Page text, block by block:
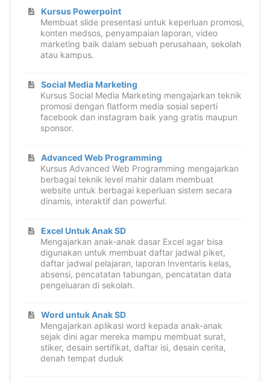
Kursus Powerpoint
Membuat slide presentasi untuk keperluan promosi,
konten medsos, penyampaian laporan, video
marketing baik dalam sebuah perusahaan, sekolah
atau kampus.
Social Media Marketing
Kursus Social Media Marketing mengajarkan teknik
promosi dengan flatform media sosial seperti
facebook dan instagram baik yang gratis maupun
sponsor.
Advanced Web Programming
Kursus Advanced Web Programming mengajarkan
berbagai teknik level mahir dalam membuat
website untuk berbagai keperluan sistem secara
dinamis, interaktif dan powerful.
Excel Untuk Anak SD
Mengajarkan anak-anak dasar Excel agar bisa
digunakan untuk membuat daftar jadwal piket,
daftar jadwal pelajaran, laporan Inventaris kelas,
absensi, pencatatan tabungan, pencatatan data
pengeluaran di sekolah.
Word untuk Anak SD
Mengajarkan aplikasi word kepada anak-anak
sejak dini agar mereka mampu membuat surat,
stiker, desain sertifikat, daftar isi, desain cerita,
denah tempat duduk